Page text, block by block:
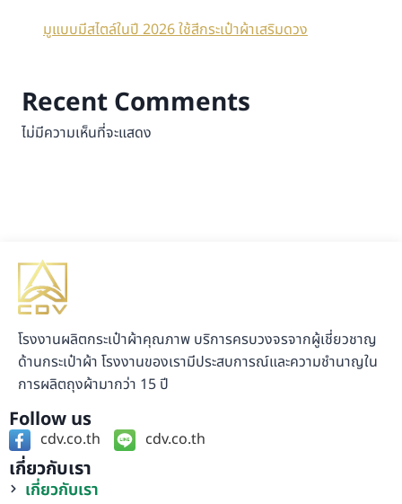
มูแบบมีสไตล์ในปี 2026 ใช้สีกระเป๋าผ้าเสริมดวง
Recent Comments
ไม่มีความเห็นที่จะแสดง
โรงงานผลิตกระเป๋าผ้าคุณภาพ บริการครบวงจรจากผู้เชี่ยวชาญ
ด้านกระเป๋าผ้า โรงงานของเรามีประสบการณ์และความชำนาญใน
การผลิตถุงผ้ามากว่า 15 ปี
Follow us
cdv.co.th cdv.co.th
เกี่ยวกับเรา
เกี่ยวกับเรา